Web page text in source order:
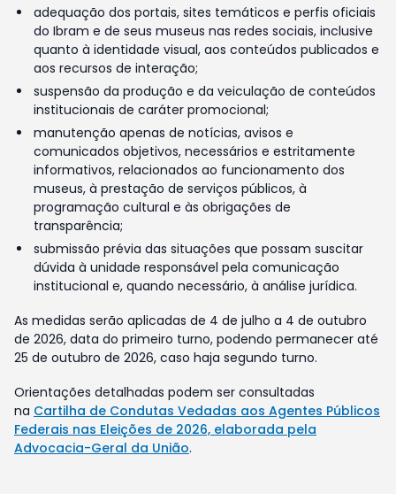
adequação dos portais, sites temáticos e perfis oficiais
do Ibram e de seus museus nas redes sociais, inclusive
quanto à identidade visual, aos conteúdos publicados e
aos recursos de interação;
suspensão da produção e da veiculação de conteúdos
institucionais de caráter promocional;
manutenção apenas de notícias, avisos e
comunicados objetivos, necessários e estritamente
informativos, relacionados ao funcionamento dos
museus, à prestação de serviços públicos, à
programação cultural e às obrigações de
transparência;
submissão prévia das situações que possam suscitar
dúvida à unidade responsável pela comunicação
institucional e, quando necessário, à análise jurídica.
As medidas serão aplicadas de 4 de julho a 4 de outubro
de 2026, data do primeiro turno, podendo permanecer até
25 de outubro de 2026, caso haja segundo turno.
Orientações detalhadas podem ser consultadas
na Cartilha de Condutas Vedadas aos Agentes Públicos
Federais nas Eleições de 2026, elaborada pela
Advocacia-Geral da União.